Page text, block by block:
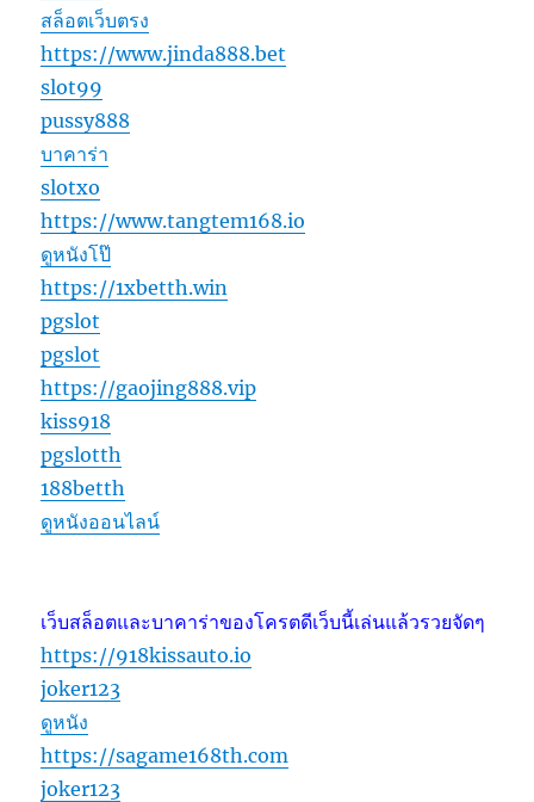
สล็อตเว็บตรง
https://www.jinda888.bet
slot99
pussy888
บาคาร่า
slotxo
https://www.tangtem168.io
ดูหนังโป๊
https://1xbetth.win
pgslot
pgslot
https://gaojing888.vip
kiss918
pgslotth
188betth
ดูหนังออนไลน์
เว็บสล็อตและบาคาร่าของโครตดีเว็บนี้เล่นแล้วรวยจัดๆ
https://918kissauto.io
joker123
ดูหนัง
https://sagame168th.com
joker123